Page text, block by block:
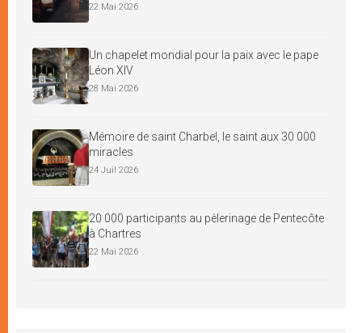
22 Mai 2026
Un chapelet mondial pour la paix avec le pape
Léon XIV
28 Mai 2026
Mémoire de saint Charbel, le saint aux 30 000
miracles
24 Juil 2026
20 000 participants au pèlerinage de Pentecôte
à Chartres
22 Mai 2026